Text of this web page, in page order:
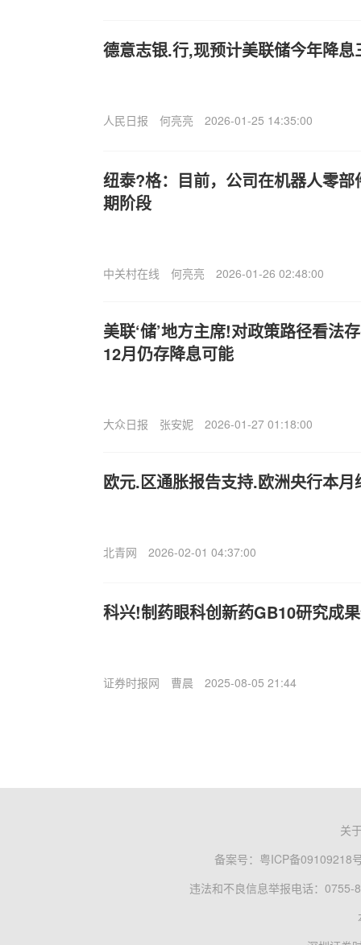
德意志银.行,现预计美联储今年降
人民日报 何亮亮 2026-01-25 14:35:00
纽泰?格：目前，公司在机器人零
期阶段
中关村在线 何亮亮 2026-01-26 02:48:00
美联‘储’地方主席!对政策路径看法
12月仍存降息可能
大众日报 张安妮 2026-01-27 01:18:00
欧元.区通胀报告支持.欧洲央行本月
北青网 2026-02-01 04:37:00
科兴!制药眼科创新药GB10研究成
证券时报网 曹晨 2025-08-05 21:44
关
备案号： 粤ICP备09109218
违法和不良信息举报电话：0755-